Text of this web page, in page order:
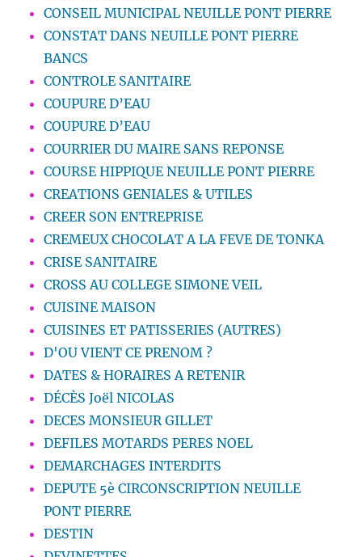
CONSEIL MUNICIPAL NEUILLE PONT PIERRE
CONSTAT DANS NEUILLE PONT PIERRE
BANCS
CONTROLE SANITAIRE
COUPURE D’EAU
COUPURE D’EAU
COURRIER DU MAIRE SANS REPONSE
COURSE HIPPIQUE NEUILLE PONT PIERRE
CREATIONS GENIALES & UTILES
CREER SON ENTREPRISE
CREMEUX CHOCOLAT A LA FEVE DE TONKA
CRISE SANITAIRE
CROSS AU COLLEGE SIMONE VEIL
CUISINE MAISON
CUISINES ET PATISSERIES (AUTRES)
D'OU VIENT CE PRENOM ?
DATES & HORAIRES A RETENIR
DÉCÈS Joël NICOLAS
DECES MONSIEUR GILLET
DEFILES MOTARDS PERES NOEL
DEMARCHAGES INTERDITS
DEPUTE 5è CIRCONSCRIPTION NEUILLE
PONT PIERRE
DESTIN